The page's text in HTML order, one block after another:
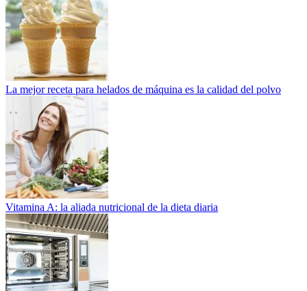
La mejor receta para helados de máquina es la calidad del polvo
Vitamina A: la aliada nutricional de la dieta diaria